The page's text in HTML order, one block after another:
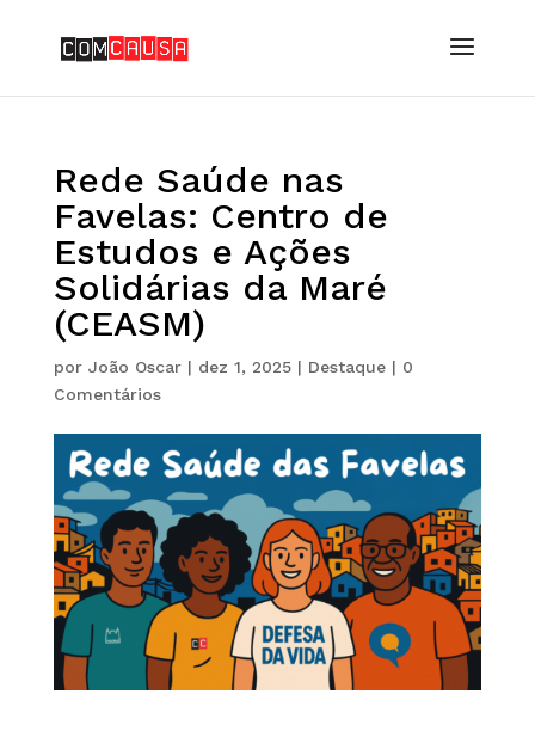
Rede Saúde nas
Favelas: Centro de
Estudos e Ações
Solidárias da Maré
(CEASM)
por João Oscar| dez 1, 2025| Destaque| 0
Comentários